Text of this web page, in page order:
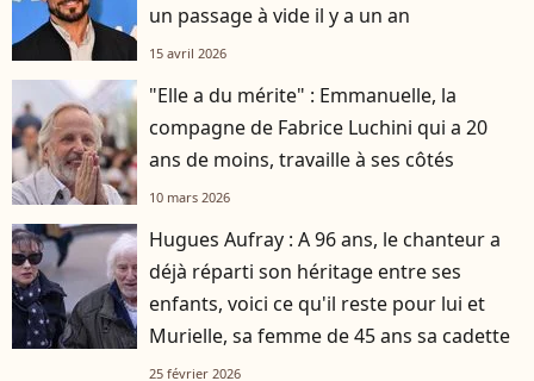
un passage à vide il y a un an
15 avril 2026
"Elle a du mérite" : Emmanuelle, la
compagne de Fabrice Luchini qui a 20
ans de moins, travaille à ses côtés
10 mars 2026
Hugues Aufray : A 96 ans, le chanteur a
déjà réparti son héritage entre ses
enfants, voici ce qu'il reste pour lui et
Murielle, sa femme de 45 ans sa cadette
25 février 2026